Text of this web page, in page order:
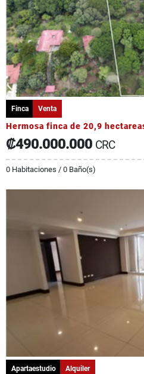
Finca Venta
Hermosa finca de 20,9
₡490.000.000 CRC
0 Habitaciones / 0 Baño(s)
Apartaestudio Alquiler